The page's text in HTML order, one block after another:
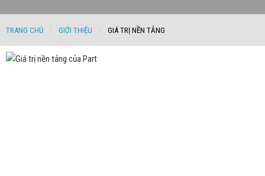
TRANG CHỦ GIỚI THIỆU GIÁ TRỊ NỀN TẢNG